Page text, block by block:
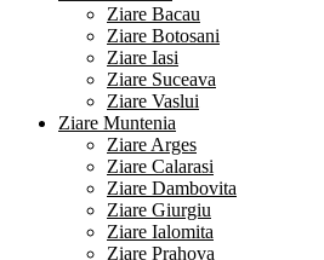
Ziare Bacau
Ziare Botosani
Ziare Iasi
Ziare Suceava
Ziare Vaslui
Ziare Muntenia
Ziare Arges
Ziare Calarasi
Ziare Dambovita
Ziare Giurgiu
Ziare Ialomita
Ziare Prahova